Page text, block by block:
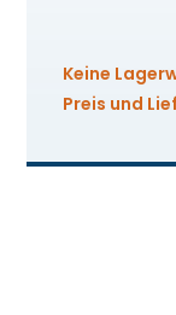
Keine
Preis und